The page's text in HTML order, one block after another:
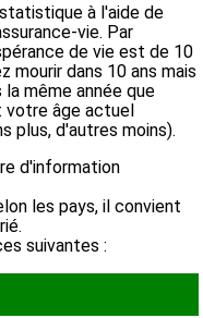
à l'aide de
vie. Par
de vie est de 10
mourir dans 10 ans mais
même année que
votre âge actuel
plus, d'autres moins).
d'information
les pays, il convient
suivantes :